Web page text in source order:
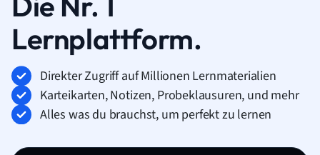
Lernplattform.
Direkter Zugriff auf Millionen Lernmaterialien
Karteikarten, Notizen, Probeklausuren, und mehr
Alles was du brauchst, um perfekt zu lernen